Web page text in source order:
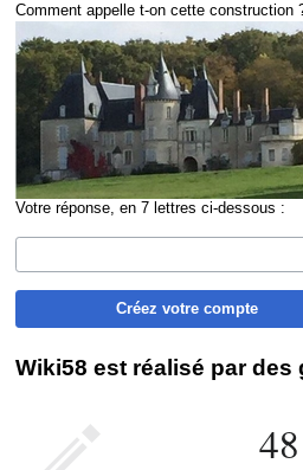
Comment appelle t-on cette construction
Votre réponse, en 7 lettres ci-dessous :
Créez votre compte
Wiki58 est réalisé par des